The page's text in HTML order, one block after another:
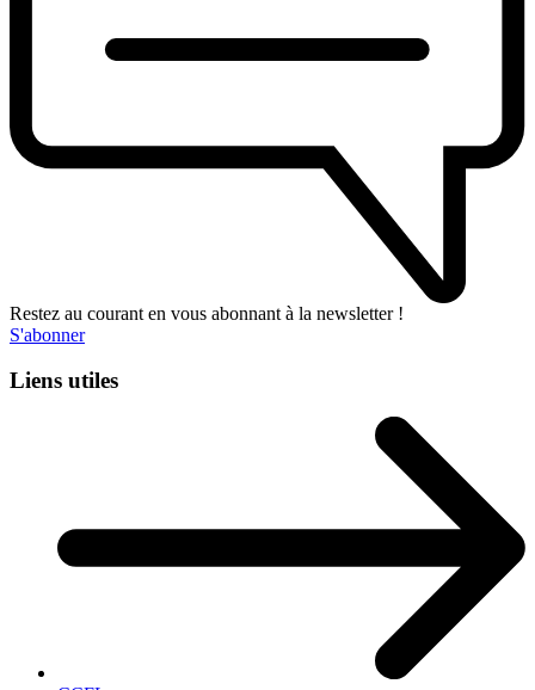
Restez au courant en vous abonnant à la newsletter !
S'abonner
Liens utiles